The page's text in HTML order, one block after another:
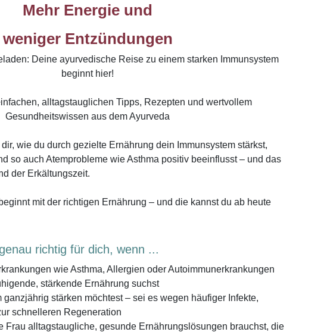
Mehr Energie und
weniger Entzündungen
Deine ayurvedische Reise zu einem starken Immunsystem
beginnt hier!
alltagstauglichen Tipps, Rezepten und wertvollem
Gesundheitswissen aus dem Ayurveda
wie du durch gezielte Ernährung dein Immunsystem stärkst,
so auch Atemprobleme wie Asthma positiv beeinflusst – und das
der Erkältungszeit.
mit der richtigen Ernährung – und die kannst du ab heute
richtig für dich, wenn ...
wie Asthma, Allergien oder Autoimmunerkrankungen
stärkende Ernährung suchst
ganzjährig stärken möchtest – sei es wegen häufiger Infekte,
schnelleren Regeneration
Frau alltagstaugliche, gesunde Ernährungslösungen brauchst, die